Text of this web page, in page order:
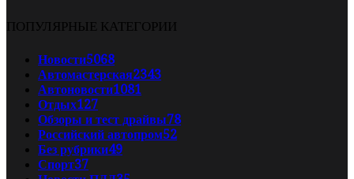
ПОПУЛЯРНЫЕ КАТЕГОРИИ
Новости5068
Автомастерская2343
Автоновости1081
Отдых127
Обзоры и тест драйвы78
Российский автопром52
Без рубрики49
Спорт37